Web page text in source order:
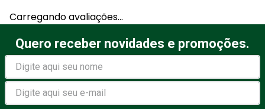
Avalie o produto de 1 a 5
estrelas
Carregando avaliações…
Quero receber novidades e promoções.